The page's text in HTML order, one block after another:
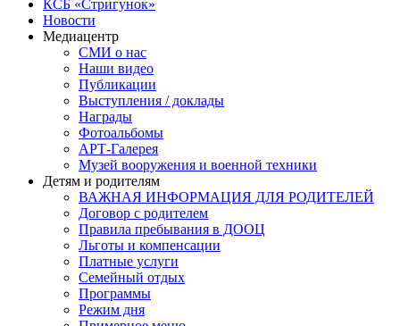
КСБ «Стригунок»
Новости
Медиацентр
СМИ о нас
Наши видео
Публикации
Выступления / доклады
Награды
Фотоальбомы
АРТ-Галерея
Музей вооружения и военной техники
Детям и родителям
ВАЖНАЯ ИНФОРМАЦИЯ ДЛЯ РОДИТЕЛЕЙ
Договор с родителем
Правила пребывания в ДООЦ
Льготы и компенсации
Платные услуги
Семейный отдых
Программы
Режим дня